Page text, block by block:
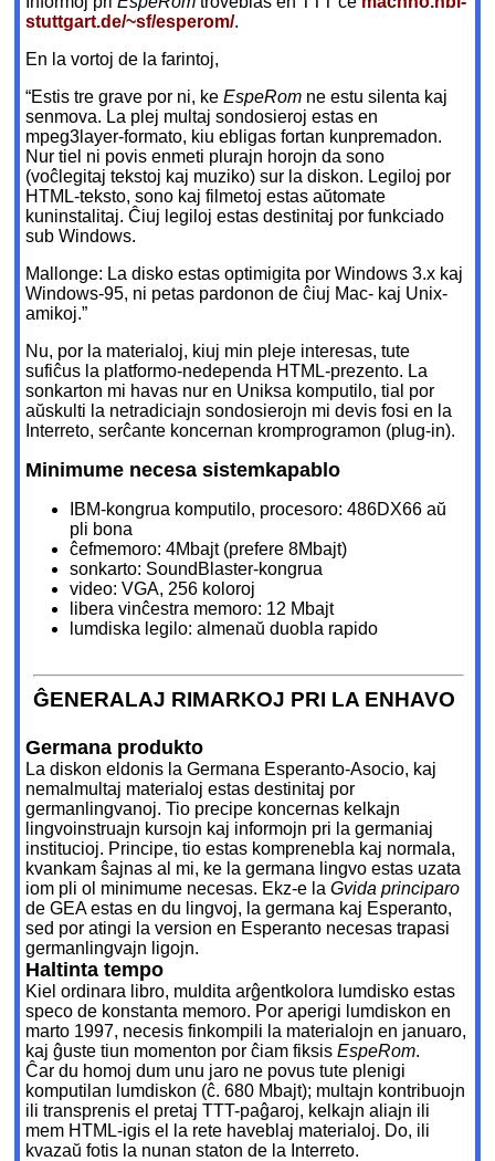
stuttgart.de/~sf/esperom/.
En la vortoj de la farintoj,
“Estis tre grave por ni, keEspeRom ne estu silenta kaj
senmova. La plej multaj sondosieroj estas en
mpeg3layer-formato, kiu ebligas fortan kunpremadon.
Nur tiel ni povis enmeti plurajn horojn da sono
(voĉlegitaj tekstoj kaj muziko) sur la diskon. Legiloj por
HTML-teksto, sono kaj filmetoj estas aŭtomate
kuninstalitaj. Ĉiuj legiloj estas destinitaj por funkciado
sub Windows.
Mallonge: La disko estas optimigita por Windows 3.x kaj
Windows-95, ni petas pardonon de ĉiuj Mac- kaj Unix-
amikoj.”
Nu, por la materialoj, kiuj min pleje interesas, tute
sufiĉus la platformo-nedependa HTML-prezento. La
sonkarton mi havas nur en Uniksa komputilo, tial por
aŭskulti la netradiciajn sondosierojn mi devis fosi en la
Interreto, serĉante koncernan kromprogramon (plug-in).
Minimume necesa sistemkapablo
IBM-kongrua komputilo, procesoro: 486DX66 aŭ
pli bona
ĉefmemoro: 4Mbajt (prefere 8Mbajt)
sonkarto: SoundBlaster-kongrua
video: VGA, 256 koloroj
libera vinĉestra memoro: 12 Mbajt
lumdiska legilo: almenaŭ duobla rapido
ĜENERALAJ RIMARKOJ PRI LA ENHAVO
Germana produkto
La diskon eldonis la Germana Esperanto-Asocio, kaj
nemalmultaj materialoj estas destinitaj por
germanlingvanoj. Tio precipe koncernas kelkajn
lingvoinstruajn kursojn kaj informojn pri la germaniaj
institucioj. Principe, tio estas komprenebla kaj normala,
kvankam ŝajnas al mi, ke la germana lingvo estas uzata
iom pli ol minimume necesas. Ekz-e laGvida principaro
de GEA estas en du lingvoj, la germana kaj Esperanto,
sed por atingi la version en Esperanto necesas trapasi
germanlingvajn ligojn.
Haltinta tempo
Kiel ordinara libro, muldita arĝentkolora lumdisko estas
speco de konstanta memoro. Por aperigi lumdiskon en
marto 1997, necesis finkompili la materialojn en januaro,
kaj ĝuste tiun momenton por ĉiam fiksisEspeRom.
Ĉar du homoj dum unu jaro ne povus tute plenigi
komputilan lumdiskon (ĉ. 680 Mbajt); multajn kontribuojn
ili transprenis el pretaj TTT-paĝaroj, kelkajn aliajn ili
mem HTML-igis el la rete haveblaj materialoj. Do, ili
kvazaŭ fotis la nunan staton de la Interreto.